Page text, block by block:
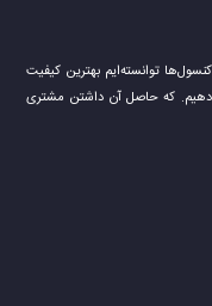
توانسته‌ایم بهترین کیفیت
دهیم. که حاصل آن داشتن مشتری